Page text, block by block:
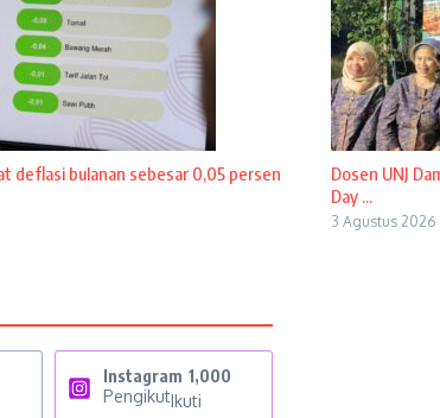
deflasi bulanan sebesar 0,05 persen
Dosen UNJ
Day ...
3 Agustus 2026
Instagram 1,000
PengikutIkuti